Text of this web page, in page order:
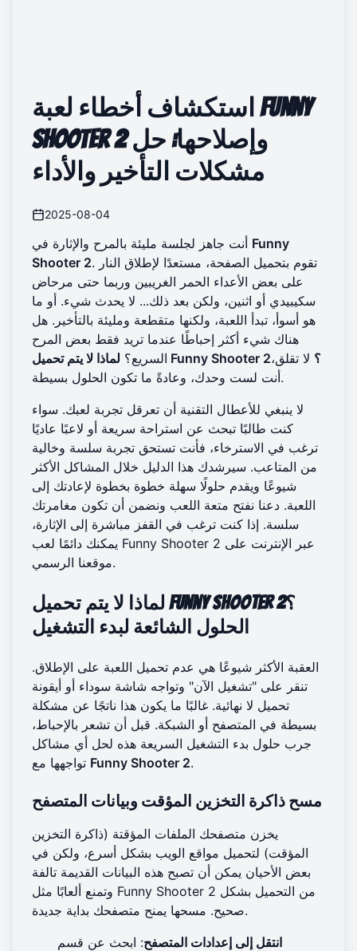
Funny
Shooter 2وإصلاحها: حل
مشكلات التأخير والأداء
2025-08-04
Funny
Shooter 2. تقوم بتحميل الصفحة، مستعدًا لإطلاق النار
على بعض الأعداء الحمر الغريبين وربما حتى مرحاض
سكيبيدي أو اثنين، ولكن بعد ذلك... لا يحدث شيء. أو ما
هو أسوأ، تبدأ اللعبة، ولكنها متقطعة ومليئة بالتأخير. هل
هناك شيء أكثر إحباطًا عندما تريد فقط بعض المرح
السريع؟
لماذا لا يتم تحميل Funny Shooter 2؟ لا تقلق،
أنت لست وحدك، وعادةً ما تكون الحلول بسيطة.
لا ينبغي للأعطال التقنية أن تعرقل تجربة لعبك. سواء
كنت طالبًا تبحث عن استراحة سريعة أو لاعبًا عاديًا
ترغب في الاسترخاء، فأنت تستحق تجربة سلسة وخالية
من المتاعب. سيرشدك هذا الدليل خلال المشاكل الأكثر
شيوعًا ويقدم حلولًا سهلة خطوة بخطوة لإعادتك إلى
اللعبة. دعنا نفتح متعة اللعب ونضمن أن تكون مغامرتك
سلسة. إذا كنت ترغب في القفز مباشرة إلى الإثارة،
يمكنك دائمًا
لعب Funny Shooter 2 عبر الإنترنت على
موقعنا الرسمي.
لماذا لا يتم تحميل Funny Shooter 2؟
الحلول الشائعة لبدء التشغيل
العقبة الأكثر شيوعًا هي عدم تحميل اللعبة على الإطلاق.
تنقر على "تشغيل الآن" وتواجه شاشة سوداء أو أيقونة
تحميل لا نهائية. غالبًا ما يكون هذا ناتجًا عن مشكلة
بسيطة في المتصفح أو الشبكة. قبل أن تشعر بالإحباط،
جرب حلول بدء التشغيل السريعة هذه لحل أي مشاكل
Funny Shooter 2.
مسح ذاكرة التخزين المؤقت وبيانات المتصفح
يخزن متصفحك الملفات المؤقتة (ذاكرة التخزين
المؤقت) لتحميل مواقع الويب بشكل أسرع، ولكن في
بعض الأحيان يمكن أن تصبح هذه البيانات القديمة تالفة
وتمنع ألعابًا مثل Funny Shooter 2 من التحميل بشكل
صحيح. مسحها يمنح متصفحك بداية جديدة.
انتقل إلى إعدادات المتصفح: ابحث عن قسم